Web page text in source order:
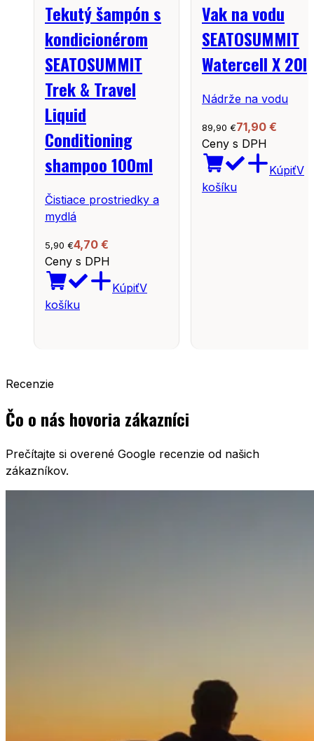
Tekutý šampón s
kondicionérom
SEATOSUMMIT
Trek & Travel
Liquid
Conditioning
shampoo 100ml
Čistiace prostriedky a
mydlá
5,90 €4,70 €
Ceny s DPH
KúpiťV
košíku
Vak na vodu
SEATOSUMMIT
Watercell X 20l
Nádrže na vodu
89,90 €71,90 €
Ceny s DPH
KúpiťV
košíku
Recenzie
Čo o nás hovoria zákazníci
Prečítajte si overené Google recenzie od našich
zákazníkov.